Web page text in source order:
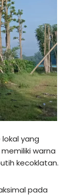
yang
warna
kecoklatan.
pada